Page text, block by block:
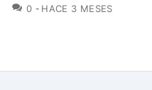
0 COMENTARIOS
HACE 3 MESES